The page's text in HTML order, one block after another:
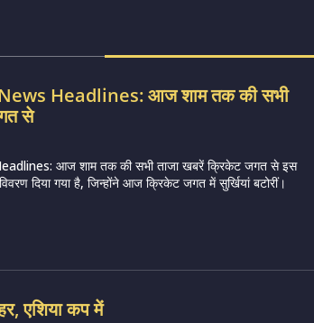
Headlines: आज शाम तक की सभी
से
आज शाम तक की सभी ताजा खबरें क्रिकेट जगत से इस
दिया गया है, जिन्होंने आज क्रिकेट जगत में सुर्खियां बटोरीं।
एशिया कप में